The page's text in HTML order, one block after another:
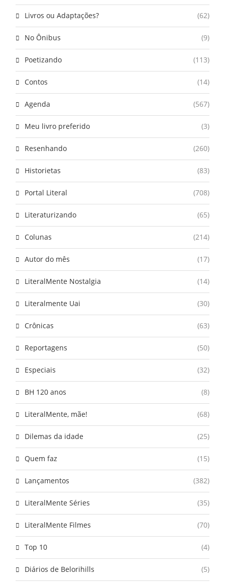
Livros ou Adaptações? (62)
No Ônibus (9)
Poetizando (113)
Contos (14)
Agenda (567)
Meu livro preferido (3)
Resenhando (260)
Historietas (83)
Portal Literal (708)
Literaturizando (65)
Colunas (214)
Autor do mês (17)
LiteralMente Nostalgia (14)
Literalmente Uai (30)
Crônicas (63)
Reportagens (50)
Especiais (32)
BH 120 anos (8)
LiteralMente, mãe! (68)
Dilemas da idade (25)
Quem faz (15)
Lançamentos (382)
LiteralMente Séries (35)
LiteralMente Filmes (70)
Top 10 (4)
Diários de Belorihills (5)